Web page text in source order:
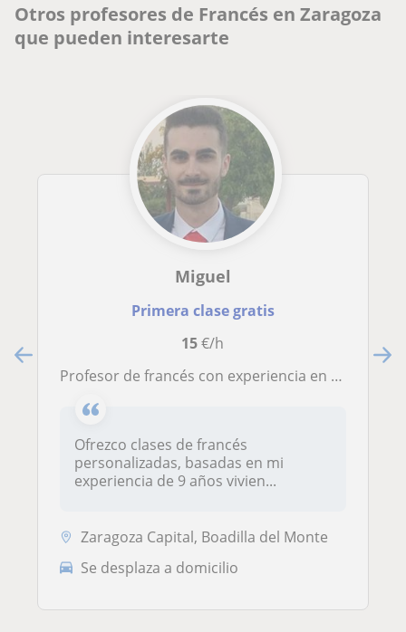
Otros profesores de Francés en Zaragoza
que pueden interesarte
Miguel
Primera clase gratis
15€/h
Profesor de francés con experiencia en clases particulares
Ofrezco clases de francés
personalizadas, basadas en mi
experiencia de 9 años vivien...
Zaragoza Capital, Boadilla del Monte
Se desplaza a domicilio